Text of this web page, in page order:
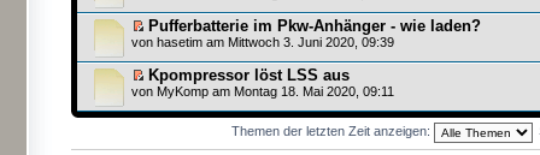
Pufferbatterie im Pkw-Anhänger - wie laden?
von hasetim am Mittwoch 3. Juni 2020, 09:39
Kpompressor löst LSS aus
von MyKomp am Montag 18. Mai 2020, 09:11
Themen der letzten Zeit anzeigen: